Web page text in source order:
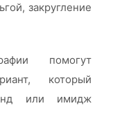
закругление
помогут
который
или имидж